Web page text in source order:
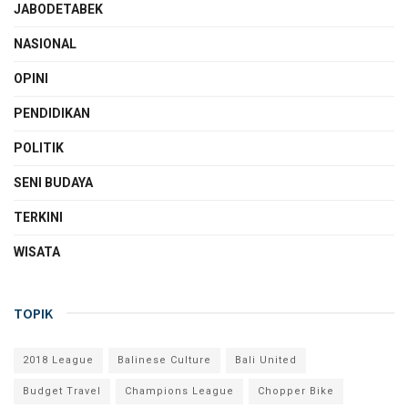
JABODETABEK
NASIONAL
OPINI
PENDIDIKAN
POLITIK
SENI BUDAYA
TERKINI
WISATA
TOPIK
2018 League Balinese Culture Bali United
Budget Travel Champions League Chopper Bike